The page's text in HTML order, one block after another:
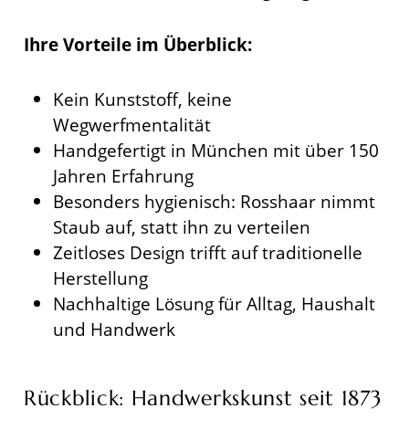
Exklusiv für Ihre Newsletter-Anmeldung!
Jetzt Rabatt sichern!
Ich habe dieDatenschutzbestimmungenzur
Kenntnis genommen und dieAGBgelesen
und bin mit ihnen einverstanden.
Ihre Vorteile im Überblick:
Kein Kunststoff, keine
Wegwerfmentalität
Handgefertigt in München mit über 150
Jahren Erfahrung
Besonders hygienisch: Rosshaar nimmt
Staub auf, statt ihn zu verteilen
Zeitloses Design trifft auf traditionelle
Herstellung
Nachhaltige Lösung für Alltag, Haushalt
und Handwerk
Rückblick: Handwerkskunst seit 1873